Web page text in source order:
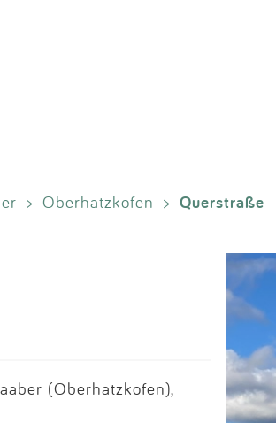
App
Blog
Partner
Kontakt
Impressum
> Oberhatzkofen > Querstraße
(Oberhatzkofen),